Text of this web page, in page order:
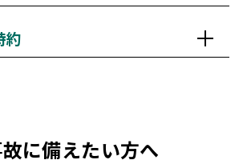
約
に備えたい方へ